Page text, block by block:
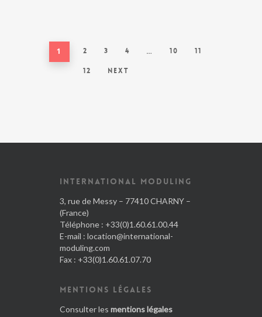
1 2 3 4 … 10 11
12 Next
INTERNATIONAL MODULING
3, rue de Messy – 77410 CHARNY –
(France)
Téléphone : +33(0)1.60.61.00.44
E-mail : location@international-
moduling.com
Fax : +33(0)1.60.61.07.70
MENTIONS LÉGALES
Consulter les mentions légales